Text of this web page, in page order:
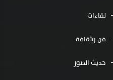
لقاءات
فن وثقافة
حديث الصور